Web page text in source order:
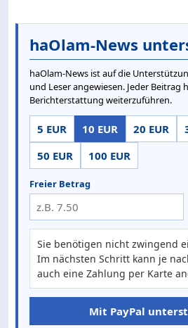
haOlam-News
haOlam-News ist auf die
und Leser angewiesen. Jeder Beitrag
Berichterstattung weiterzuführen.
5 EUR 10 EUR 20 EUR
50 EUR
100 EUR
Freier Betrag
Sie benötigen nicht zwingend
Im nächsten Schritt kann je
auch eine Zahlung per Karte
Mit PayPal